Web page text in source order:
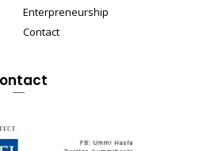
Enterpreneurship
Contact